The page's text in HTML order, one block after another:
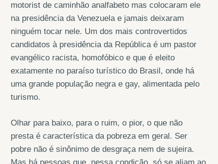
motorist de caminhão analfabeto mas colocaram ele
na presidência da Venezuela e jamais deixaram
ninguém tocar nele. Um dos mais controvertidos
candidatos à presidência da República é um pastor
evangélico racista, homofóbico e que é eleito
exatamente no paraíso turístico do Brasil, onde há
uma grande população negra e gay, alimentada pelo
turismo.
Olhar para baixo, para o ruim, o pior, o que não
presta é característica da pobreza em geral. Ser
pobre não é sinônimo de desgraça nem de sujeira.